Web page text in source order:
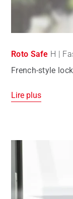
Roto Safe H |
French-style
Lire plus